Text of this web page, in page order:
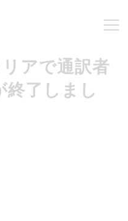
アで通訳者
終了しまし